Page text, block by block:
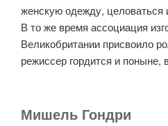
женскую одежду, целоваться
В то же время ассоциация
Великобритании присвоило
режиссер гордится и поныне,
Мишель Гондри